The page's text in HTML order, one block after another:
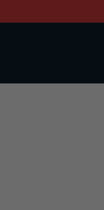
to